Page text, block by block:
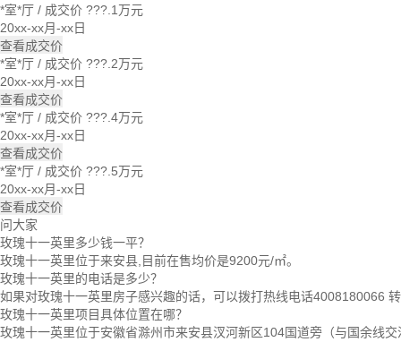
*室*厅 / 成交价 ???.1万元
20xx-xx月-xx日
查看成交价
*室*厅 / 成交价 ???.2万元
20xx-xx月-xx日
查看成交价
*室*厅 / 成交价 ???.4万元
20xx-xx月-xx日
查看成交价
*室*厅 / 成交价 ???.5万元
20xx-xx月-xx日
查看成交价
问大家
玫瑰十一英里多少钱一平？
玫瑰十一英里位于来安县,目前在售均价是9200元/㎡。
玫瑰十一英里的电话是多少？
如果对玫瑰十一英里房子感兴趣的话，可以拨打热线电话4008180066
玫瑰十一英里项目具体位置在哪？
玫瑰十一英里位于安徽省滁州市来安县汊河新区104国道旁（与国余线交